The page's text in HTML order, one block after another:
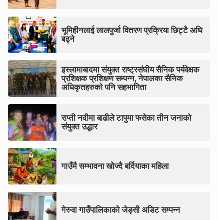
भूमिहीनलाई लालपुर्जा वितरण प्रक्रिया छिट्टै अघि
बढ्ने
इस्लामाबादमा संयुक्त राष्ट्रसंघीय सैनिक पर्यवेक्षक
प्रशिक्षक प्रशिक्षण सम्पन्न, नेपालका सैनिक
अधिकृतहरुको पनि सहभागिता
राप्ती नदीमा बाढीले टापुमा फसेका तीन जनाको
संयुक्त उद्धार
गाउँमै सम्भावना खोज्दै बर्दियाका महिला
गेरुवा गाउँपालिकाको जेड्सी अडिट सम्पन्न